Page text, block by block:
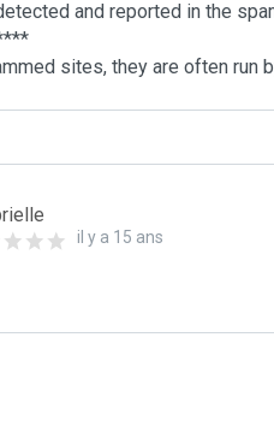
and reported in the
sites, they are often run
il y a 15 ans